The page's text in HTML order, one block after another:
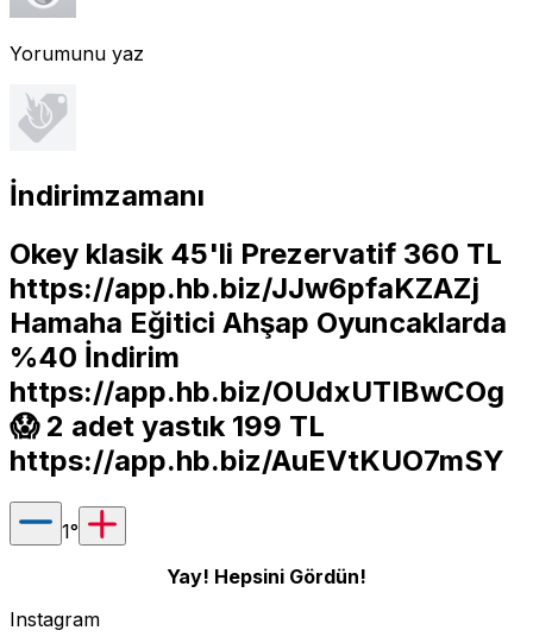
Yorumunu yaz
İndirimzamanı
Okey klasik 45'li Prezervatif 360 TL
https://app.hb.biz/JJw6pfaKZAZj
Hamaha Eğitici Ahşap Oyuncaklarda
%40 İndirim
https://app.hb.biz/OUdxUTIBwCOg
😱 2 adet yastık 199 TL
https://app.hb.biz/AuEVtKUO7mSY
1°
Yay! Hepsini Gördün!
Instagram